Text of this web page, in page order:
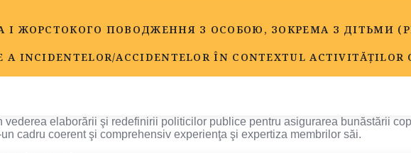
ЖОРСТОКОГО ПОВОДЖЕННЯ З ОСОБОЮ, ЗОКРЕМА З ДІТЬМИ
A INCIDENTELOR/ACCIDENTELOR ÎN CONTEXTUL ACTIVITĂȚILOR
elaborării şi redefinirii politicilor publice pentru asigurarea bunăstării
cadru coerent şi comprehensiv experienţa şi expertiza membrilor săi.